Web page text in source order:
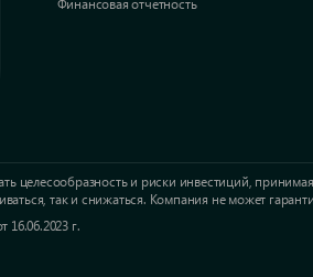
целесообразность и риски инвестиций,
так и снижаться. Компания не может
г.